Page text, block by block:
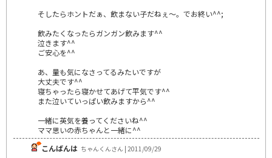
そしたらホントだぁ、飲まない子だねぇ～。でお終い^^;
飲みたくなったらガンガン飲みます^^
泣きます^^
ご安心を^^
あ、量も気になさってるみたいですが
大丈夫です^^
寝ちゃったら寝かせてあげて平気です^^
また泣いていっぱい飲みますから^^
一緒に英気を養ってくださいね^^
ママ思いの赤ちゃんと一緒に^^
こんばんは ちゃんくんさん | 2011/09/29